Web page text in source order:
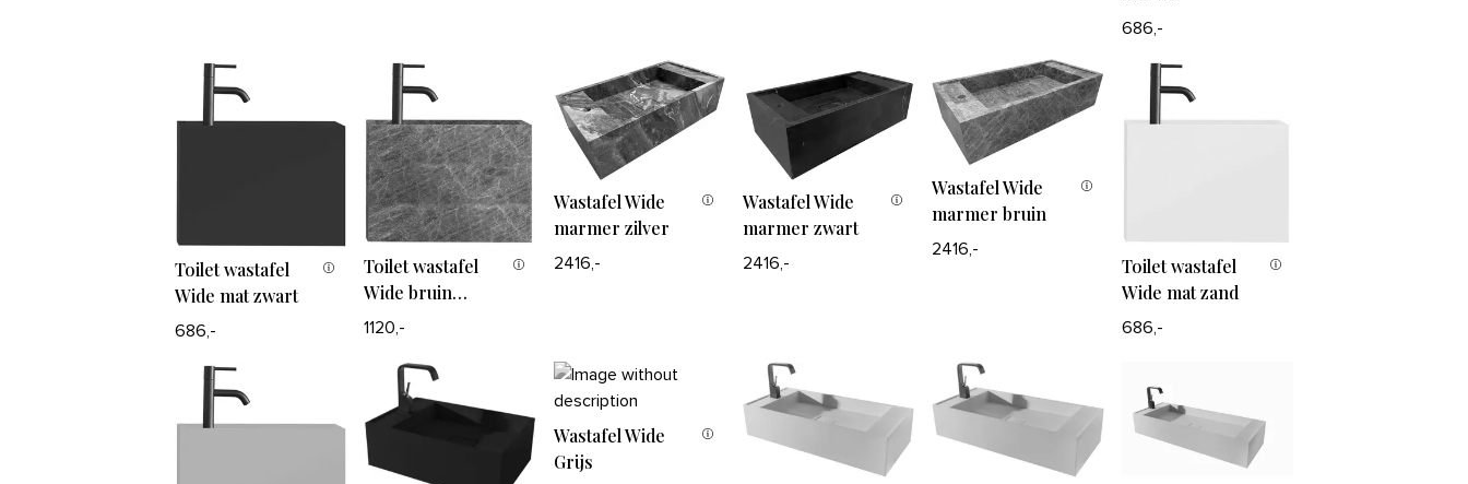
686,-
Toilet wastafel
Wide mat zwart
686,-
Toilet wastafel
Wide bruin
marmer
1120,-
Wastafel Wide
marmer zilver
2416,-
Wastafel Wide
marmer zwart
2416,-
Wastafel Wide
marmer bruin
2416,-
Toilet wastafel
Wide mat zand
686,-
Wastafel Wide
Grijs